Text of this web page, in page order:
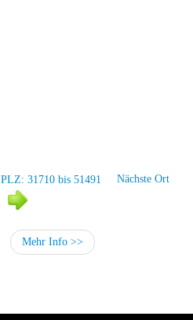
PLZ: 31710 bis 51491 Nächste Ort
Mehr Info >>